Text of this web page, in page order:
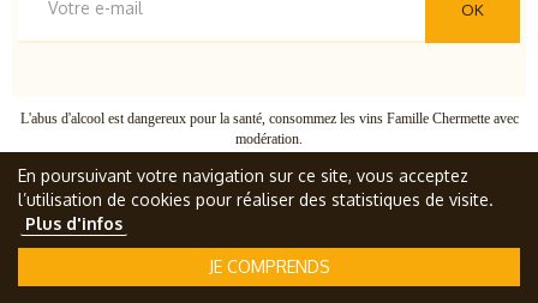
OK
L'abus d'alcool est dangereux pour la santé, consommez les vins Famille Chermette avec
modération.
© Famille Chermette , tous droits réservés
Création PMP CONCEPT
En poursuivant votre navigation sur ce site, vous acceptez
l’utilisation de cookies pour réaliser des statistiques de visite.
Plus d'infos
JE COMPRENDS